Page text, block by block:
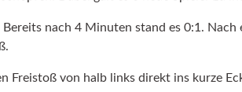
nach 4 Minuten stand es 0:1.
von halb links direkt ins kurze